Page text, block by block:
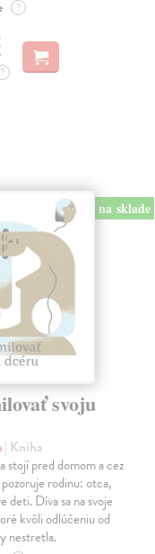
?
?
na sklade
svoju
| Kniha
stojí pred domom a cez
rodinu: otca,
deti. Díva sa na svoje
kvôli odlúčeniu od
nestretla.